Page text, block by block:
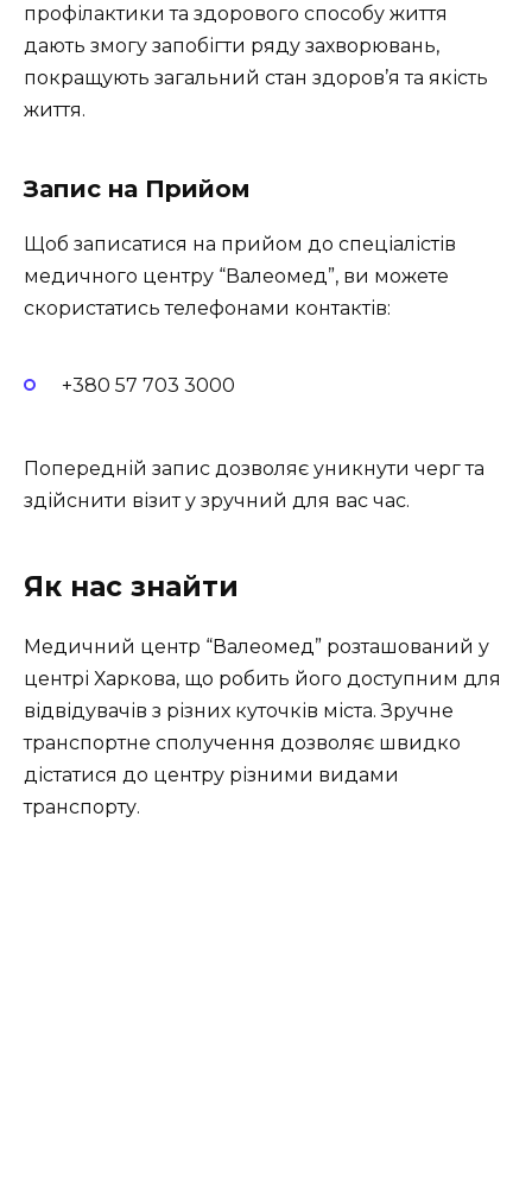
профілактики та здорового способу життя
дають змогу запобігти ряду захворювань,
покращують загальний стан здоров’я та якість
життя.
Запис на Прийом
Щоб записатися на прийом до спеціалістів
медичного центру “Валеомед”, ви можете
скористатись телефонами контактів:
+380 57 703 3000
Попередній запис дозволяє уникнути черг та
здійснити візит у зручний для вас час.
Як нас знайти
Медичний центр “Валеомед” розташований у
центрі Харкова, що робить його доступним для
відвідувачів з різних куточків міста. Зручне
транспортне сполучення дозволяє швидко
дістатися до центру різними видами
транспорту.